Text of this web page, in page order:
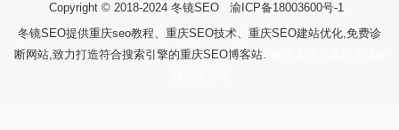
Copyright © 2018-2024 冬镜SEO
渝ICP备18003600号-1
冬镜SEO提供重庆seo教程、重庆SEO技术、重庆SEO建站优化,免费诊
断网站,致力打造符合搜索引擎的重庆SEO博客站.